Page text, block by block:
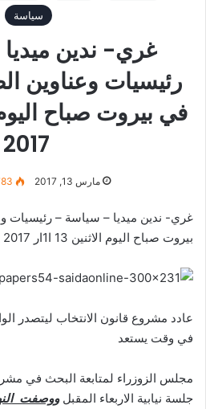
سياسة
غري- ندين
رئيسيات وعناوين
2017
مارس 13, 2017
غري- ندين ميديا – سياسة – رئيسيات
بيروت صباح اليوم الاثنين 13 ا1ار 2017
عادد مشروع قانون الانتخاب ليتصدر
في وقت يستعد
مجلس الزوزراء لمتابعة البحث في
جلسة نيابية الاربعاء المقبلووصفت